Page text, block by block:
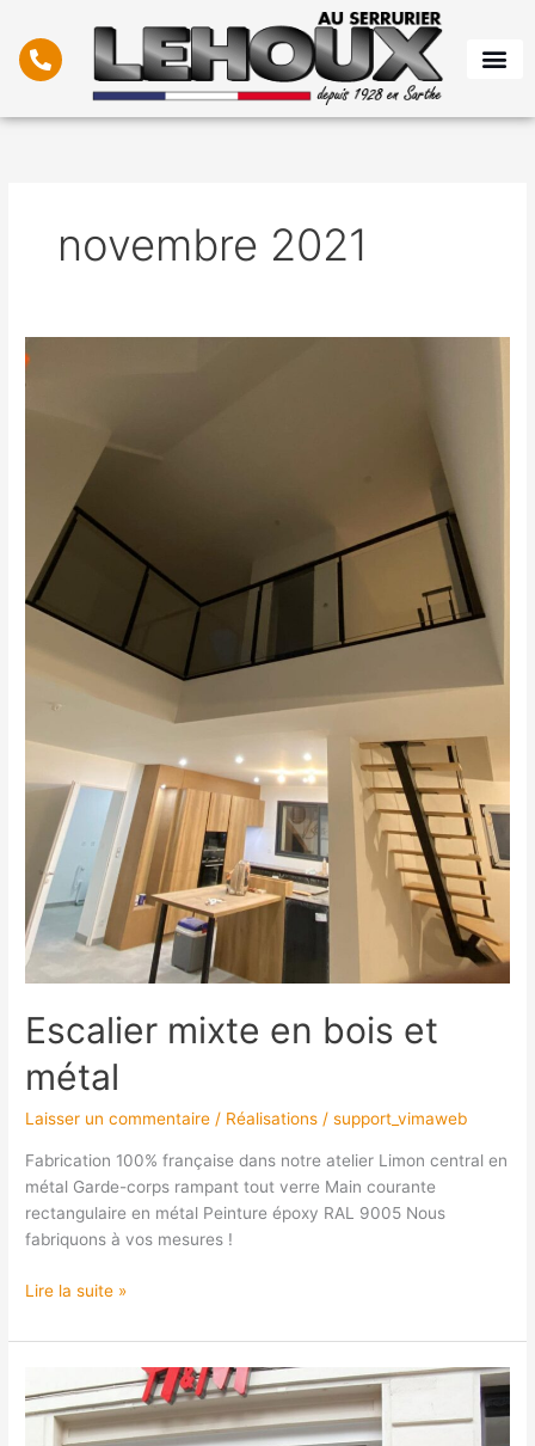
contenu
novembre 2021
Escalier mixte en bois et
métal
Laisser un commentaire / Réalisations /support_vimaweb
Fabrication 100% française dans notre atelier Limon central en
métal Garde-corps rampant tout verre Main courante
rectangulaire en métal Peinture époxy RAL 9005 Nous
fabriquons à vos mesures !
Escalier
Lire la suite »
et
grilles